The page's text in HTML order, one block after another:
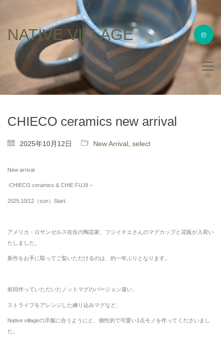
NATIVE VILLAGE
CHIECO ceramics new arrival
2025年10月12日 New Arrival select
New arrival
-CHIECO ceramics & CHIE FUJII –
2025.10/12（sun）Start.
アメリカ・ロサンゼルス在住の陶芸家、フジイチエさんのマグカップと花瓶が入荷い
たしました。
新作をお手に取ってご覧いただけるのは、約一年ぶりとなります。
前回作っていただいたノットマグのバージョン違い、
ストライプをアレンジした練り込みマグなど、
Native villageの洋服に合うようにと、個性的で可愛い1点モノを作ってくださいまし
た。